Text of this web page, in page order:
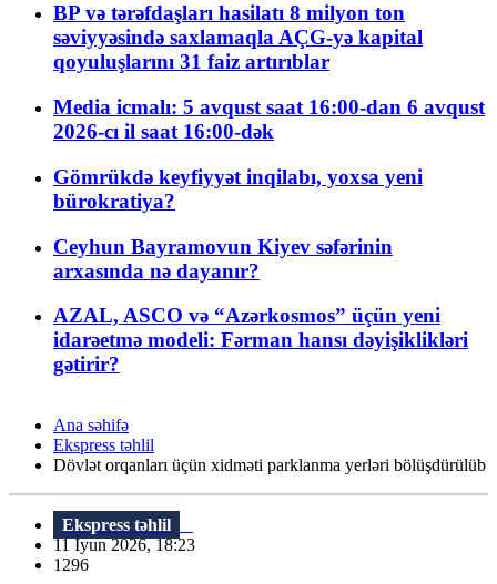
BP və tərəfdaşları hasilatı 8 milyon ton
səviyyəsində saxlamaqla AÇG-yə kapital
qoyuluşlarını 31 faiz artırıblar
Media icmalı: 5 avqust saat 16:00-dan 6 avqust
2026-cı il saat 16:00-dək
Gömrükdə keyfiyyət inqilabı, yoxsa yeni
bürokratiya?
Ceyhun Bayramovun Kiyev səfərinin
arxasında nə dayanır?
AZAL, ASCO və “Azərkosmos” üçün yeni
idarəetmə modeli: Fərman hansı dəyişiklikləri
gətirir?
Ana səhifə
Ekspress təhlil
Dövlət orqanları üçün xidməti parklanma yerləri bölüşdürülüb
Ekspress təhlil
11 İyun 2026, 18:23
1296